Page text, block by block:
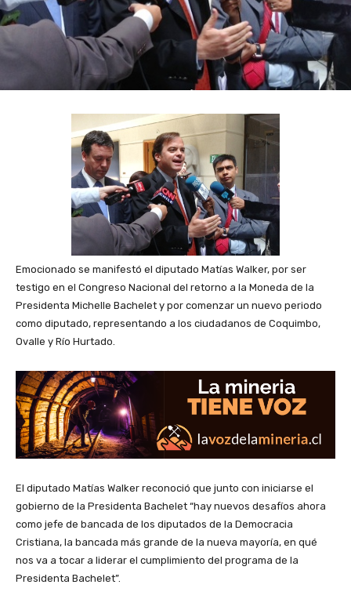
Emocionado se manifestó el diputado Matías Walker, por ser
testigo en el Congreso Nacional del retorno a la Moneda de la
Presidenta Michelle Bachelet y por comenzar un nuevo periodo
como diputado, representando a los ciudadanos de Coquimbo,
Ovalle y Río Hurtado.
El diputado Matías Walker reconoció que junto con iniciarse el
gobierno de la Presidenta Bachelet “hay nuevos desafíos ahora
como jefe de bancada de los diputados de la Democracia
Cristiana, la bancada más grande de la nueva mayoría, en qué
nos va a tocar a liderar el cumplimiento del programa de la
Presidenta Bachelet”.